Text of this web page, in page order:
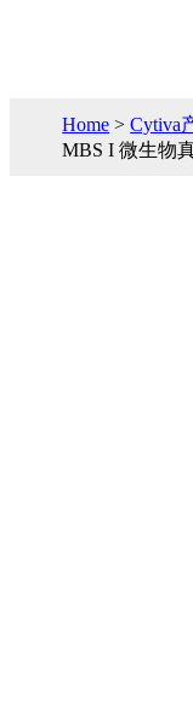
Home >Cytiva
MBS I 微生物